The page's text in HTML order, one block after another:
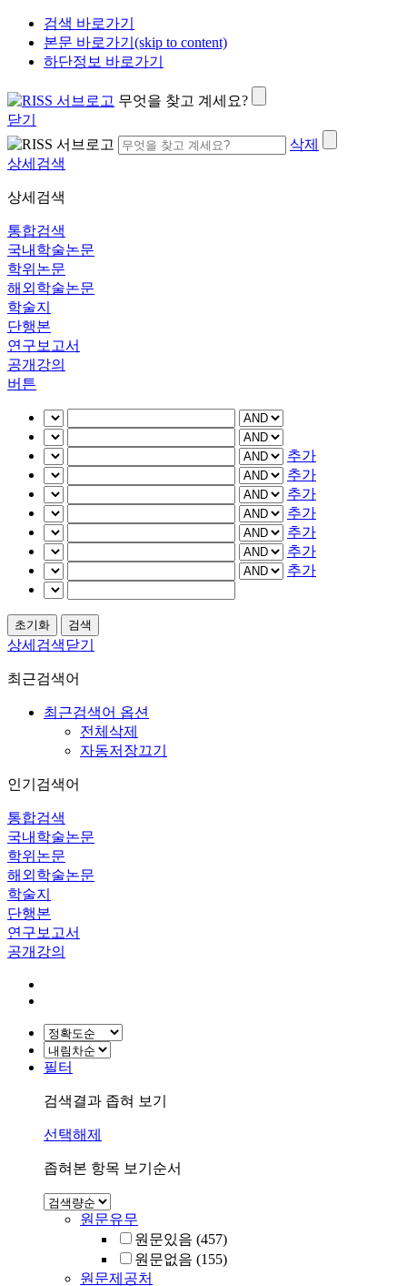
검색 바로가기
본문 바로가기(skip to content)
하단정보 바로가기
무엇을 찾고 계세요?
닫기
삭제
상세검색
상세검색
통합검색
국내학술논문
학위논문
해외학술논문
학술지
단행본
연구보고서
공개강의
버튼
추가
추가
추가
추가
추가
추가
추가
상세검색닫기
최근검색어
최근검색어 옵션
전체삭제
자동저장끄기
인기검색어
통합검색
국내학술논문
학위논문
해외학술논문
학술지
단행본
연구보고서
공개강의
필터
검색결과 좁혀 보기
선택해제
좁혀본 항목 보기순서
원문유무
원문있음 (457)
원문없음 (155)
원문제공처